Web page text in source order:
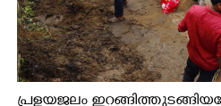
പ്രളയജലം